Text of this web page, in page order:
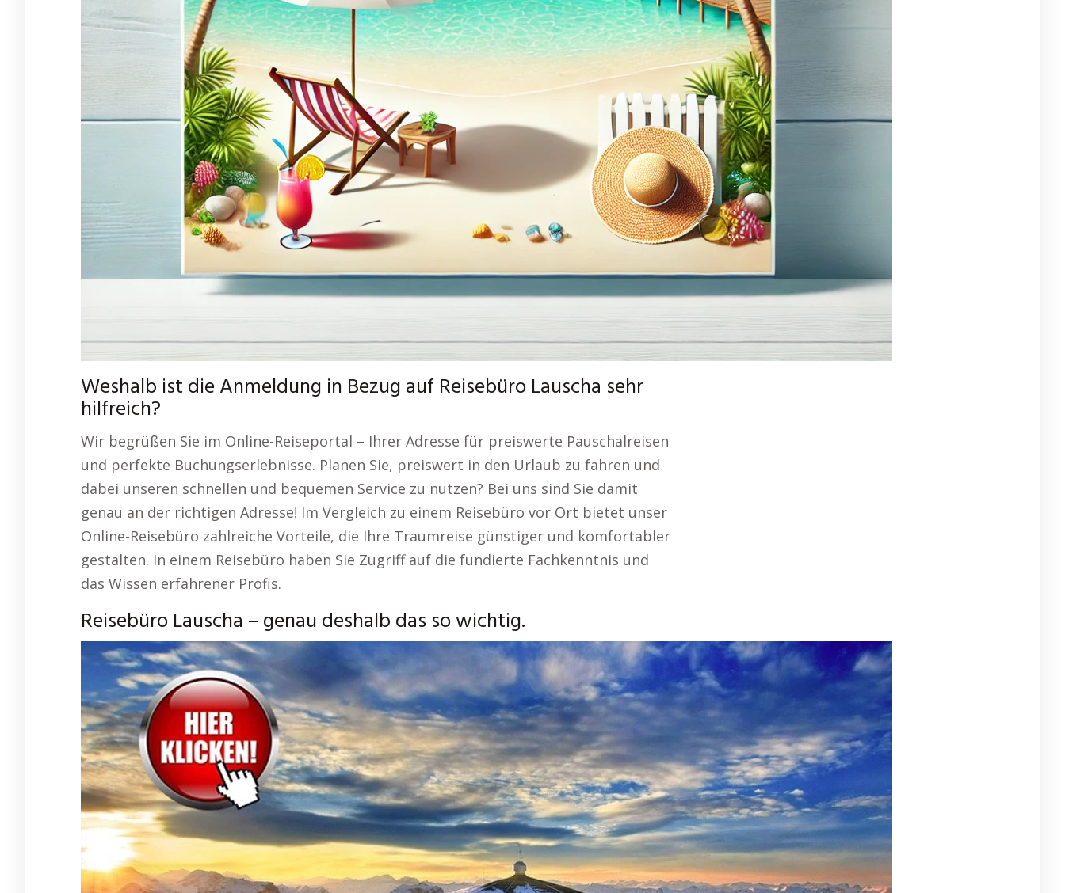
Weshalb ist die Anmeldung in Bezug auf Reisebüro Lauscha sehr
hilfreich?
Wir begrüßen Sie im Online-Reiseportal – Ihrer Adresse für preiswerte Pauschalreisen
und perfekte Buchungserlebnisse. Planen Sie, preiswert in den Urlaub zu fahren und
dabei unseren schnellen und bequemen Service zu nutzen? Bei uns sind Sie damit
genau an der richtigen Adresse! Im Vergleich zu einem Reisebüro vor Ort bietet unser
Online-Reisebüro zahlreiche Vorteile, die Ihre Traumreise günstiger und komfortabler
gestalten. In einem Reisebüro haben Sie Zugriff auf die fundierte Fachkenntnis und
das Wissen erfahrener Profis.
Reisebüro Lauscha – genau deshalb das so wichtig.